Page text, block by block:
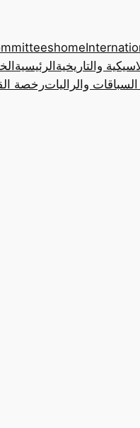
home
الرئيسية والتاريخية
رخصةوالراليات